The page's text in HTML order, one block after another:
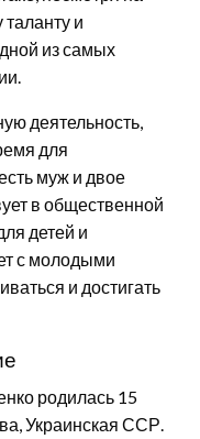
и
из самых
деятельность,
для
муж и двое
в общественной
детей и
с молодыми
и достигать
родилась 15
Украинская ССР.